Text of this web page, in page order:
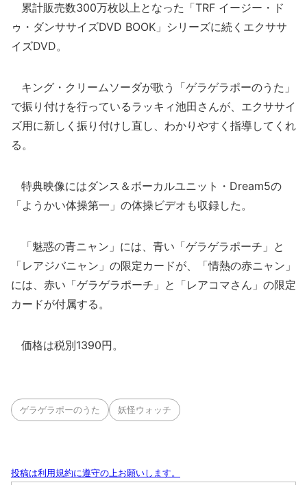
累計販売数300万枚以上となった「TRF イージー・ド
ゥ・ダンササイズDVD BOOK」シリーズに続くエクササ
イズDVD。
キング・クリームソーダが歌う「ゲラゲラポーのうた」
で振り付けを行っているラッキィ池田さんが、エクササイ
ズ用に新しく振り付けし直し、わかりやすく指導してくれ
る。
特典映像にはダンス＆ボーカルユニット・Dream5の
「ようかい体操第一」の体操ビデオも収録した。
「魅惑の青ニャン」には、青い「ゲラゲラポーチ」と
「レアジバニャン」の限定カードが、「情熱の赤ニャン」
には、赤い「ゲラゲラポーチ」と「レアコマさん」の限定
カードが付属する。
価格は税別1390円。
ゲラゲラポーのうた 妖怪ウォッチ